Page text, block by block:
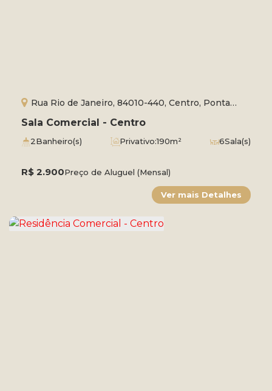
Sala Comercial - Centro
R$ 2.900Preço de Aluguel (Mensal)
Rua Rio de Janeiro, 84010-440, Centro, Ponta
Grossa, Paraná, Brasil
2Banheiro(s) Privativo:190m² 6Sala(s)